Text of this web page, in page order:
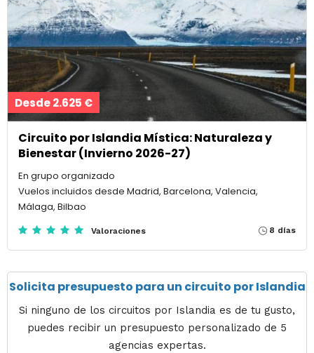
Desde 2.625 €
Circuito por Islandia Mística: Naturaleza y
Bienestar (Invierno 2026-27)
En grupo organizado
Vuelos incluidos desde Madrid, Barcelona, Valencia,
Málaga, Bilbao
Valoraciones 8 días
Solicita presupuesto para un circuito por Islandia
Si ninguno de los circuitos por Islandia es de tu gusto,
puedes recibir un presupuesto personalizado de 5
agencias expertas.